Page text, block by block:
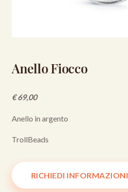
Anello Fiocco
€ 69,00
Anello in argento
TrollBeads
RICHIEDI INFORMAZIONI